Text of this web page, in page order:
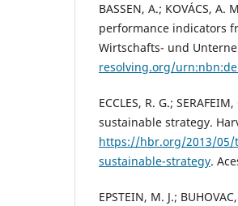
BASSEN, A.; KOVÁCS,
performance indicators
Wirtschafts- und
resolving.org/
ECCLES, R. G.;
sustainable strategy.
https://hbr.org/2013/05/
sustainable-strategy.
EPSTEIN, M. J.;